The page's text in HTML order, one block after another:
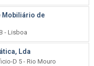
Mobiliário de
- Lisboa
Lda
D 5 - Rio Mouro